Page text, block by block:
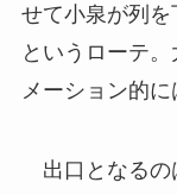
せて小泉が列を
というローテ
メーション的
出口となるの